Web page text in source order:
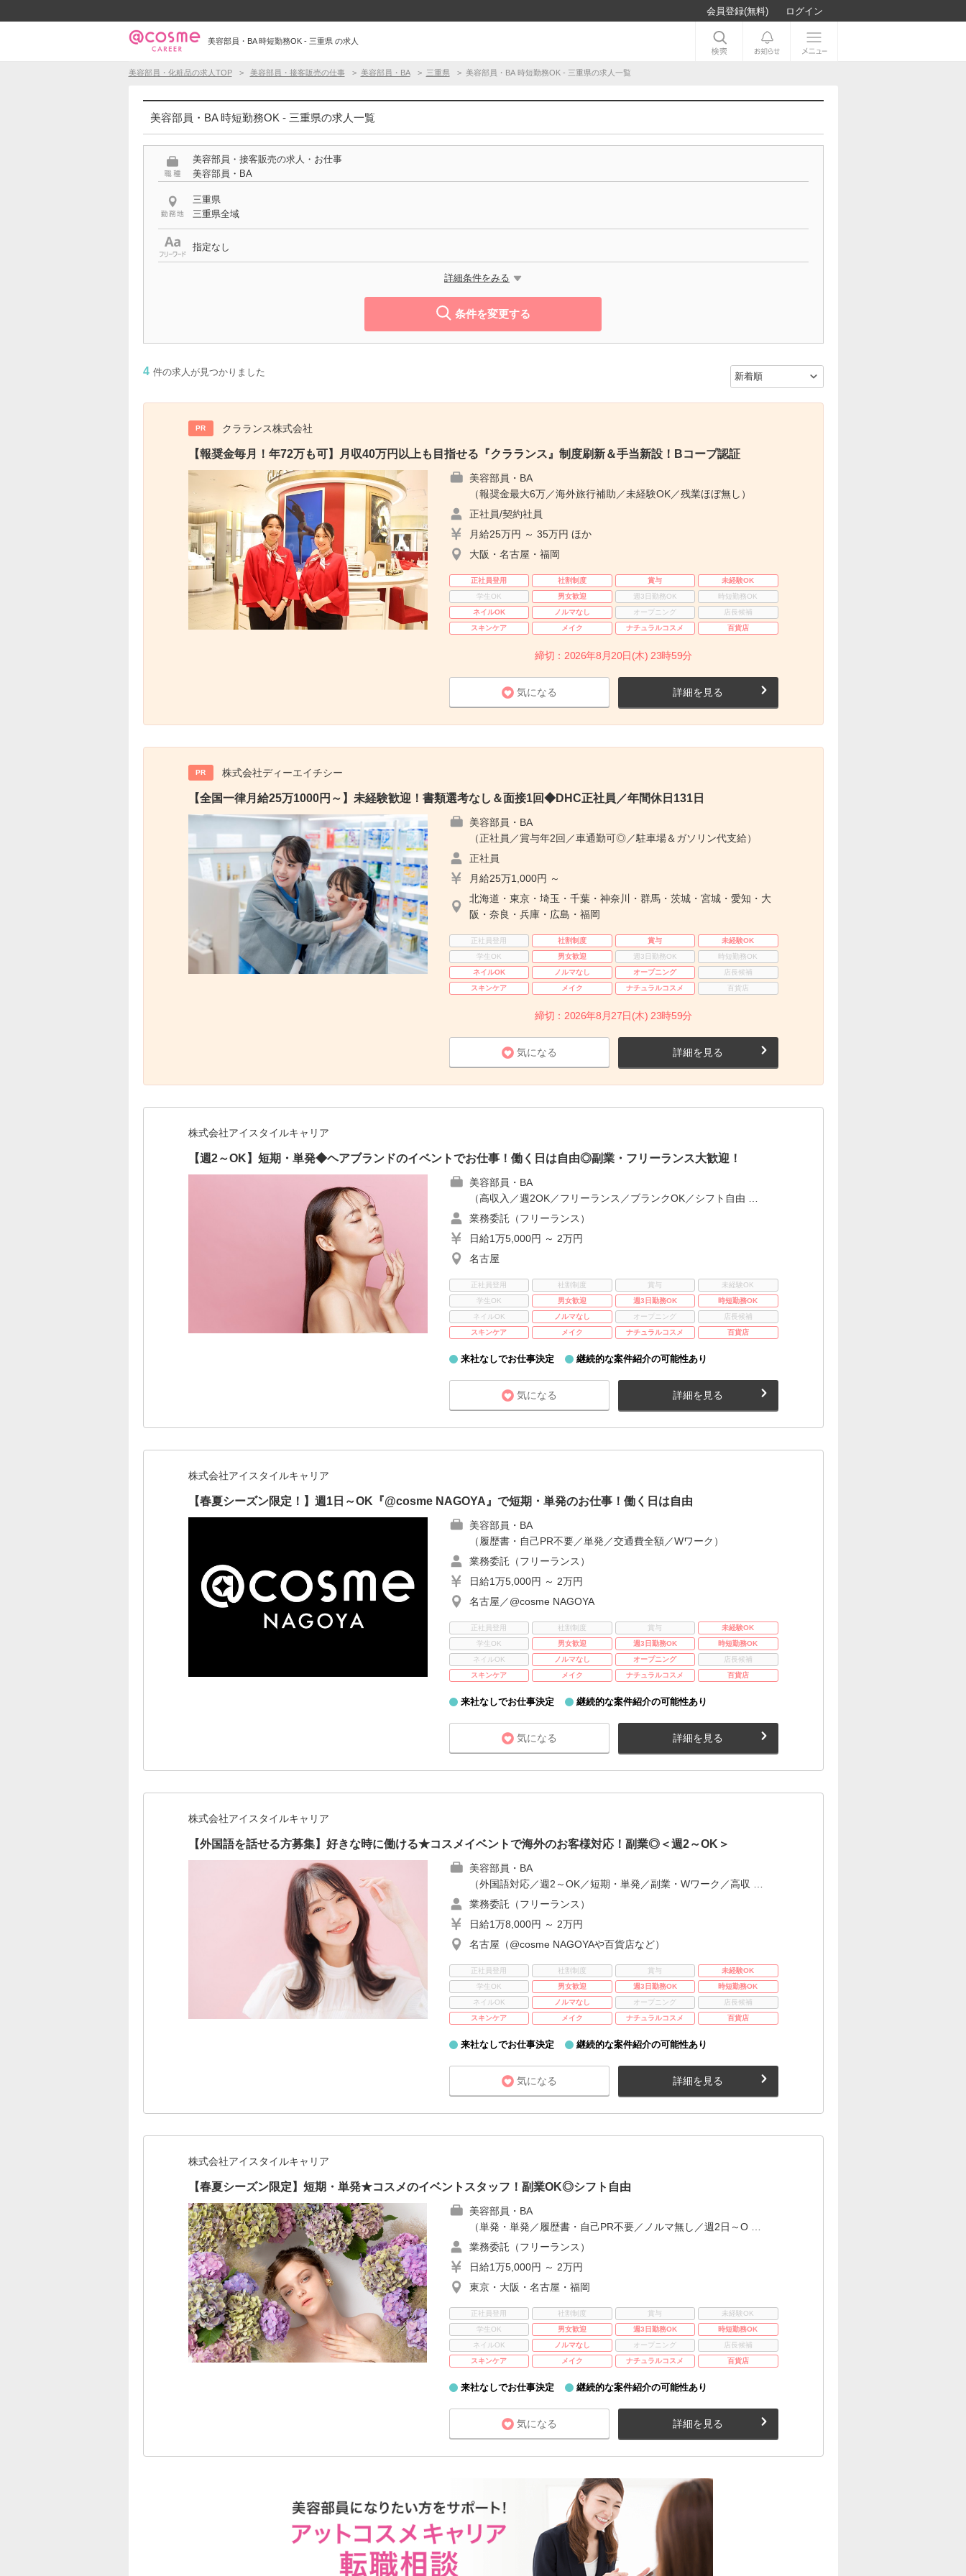
会員登録(無料) ログイン
美容部員・BA 時短勤務OK - 三重県 の求人
美容部員・化粧品の求人TOP 美容部員・接客販売の仕事 美容部員・BA 三重県 美容部員・BA 時短勤務OK - 三重県の求人一覧
美容部員・BA 時短勤務OK - 三重県の求人一覧
美容部員・接客販売の求人・お仕事
美容部員・BA
三重県
三重県全域
指定なし
詳細条件をみる
条件を変更する
4 件の求人が見つかりました
PR クラランス株式会社
【報奨金毎月！年72万も可】月収40万円以上も目指せる『クラランス』制度刷新＆手当新設！Bコープ認証
美容部員・BA
（報奨金最大6万／海外旅行補助／未経験OK／残業ほぼ無し）
正社員/契約社員
月給25万円 ～ 35万円 ほか
大阪・名古屋・福岡
正社員登用 社割制度 賞与
未経験OK
学生OK
男女歓迎 週3日勤務OK
時短勤務OK
ネイルOK
ノルマなし オープニング
店長候補
スキンケア
メイク ナチュラルコスメ 百貨店
締切：2026年8月20日(木) 23時59分
気になる 詳細を見る
PR 株式会社ディーエイチシー
【全国一律月給25万1000円～】未経験歓迎！書類選考なし＆面接1回◆DHC正社員／年間休日131日
美容部員・BA
（正社員／賞与年2回／車通勤可◎／駐車場＆ガソリン代支給）
正社員
月給25万1,000円 ～
北海道・東京・埼玉・千葉・神奈川・群馬・茨城・宮城・愛知・大
阪・奈良・兵庫・広島・福岡
正社員登用 社割制度 賞与
未経験OK
学生OK
男女歓迎 週3日勤務OK
時短勤務OK
ネイルOK
ノルマなし オープニング
店長候補
スキンケア
メイク ナチュラルコスメ 百貨店
締切：2026年8月27日(木) 23時59分
気になる 詳細を見る
株式会社アイスタイルキャリア
【週2～OK】短期・単発◆ヘアブランドのイベントでお仕事！働く日は自由◎副業・フリーランス大歓迎！
美容部員・BA
（高収入／週2OK／フリーランス／ブランクOK／シフト自由 …
業務委託（フリーランス）
日給1万5,000円 ～ 2万円
名古屋
正社員登用 社割制度 賞与
未経験OK
学生OK
男女歓迎 週3日勤務OK
時短勤務OK
ネイルOK
ノルマなし オープニング
店長候補
スキンケア
メイク ナチュラルコスメ 百貨店
来社なしでお仕事決定 継続的な案件紹介の可能性あり
気になる 詳細を見る
株式会社アイスタイルキャリア
【春夏シーズン限定！】週1日～OK『@cosme NAGOYA』で短期・単発のお仕事！働く日は自由
美容部員・BA
（履歴書・自己PR不要／単発／交通費全額／Wワーク）
業務委託（フリーランス）
日給1万5,000円 ～ 2万円
名古屋／@cosme NAGOYA
正社員登用 社割制度 賞与
未経験OK
学生OK
男女歓迎 週3日勤務OK
時短勤務OK
ネイルOK
ノルマなし オープニング
店長候補
スキンケア
メイク ナチュラルコスメ 百貨店
来社なしでお仕事決定 継続的な案件紹介の可能性あり
気になる 詳細を見る
株式会社アイスタイルキャリア
【外国語を話せる方募集】好きな時に働ける★コスメイベントで海外のお客様対応！副業◎＜週2～OK＞
美容部員・BA
（外国語対応／週2～OK／短期・単発／副業・Wワーク／高収 …
業務委託（フリーランス）
日給1万8,000円 ～ 2万円
名古屋（@cosme NAGOYAや百貨店など）
正社員登用 社割制度 賞与
未経験OK
学生OK
男女歓迎 週3日勤務OK
時短勤務OK
ネイルOK
ノルマなし オープニング
店長候補
スキンケア
メイク ナチュラルコスメ 百貨店
来社なしでお仕事決定 継続的な案件紹介の可能性あり
気になる 詳細を見る
株式会社アイスタイルキャリア
【春夏シーズン限定】短期・単発★コスメのイベントスタッフ！副業OK◎シフト自由
美容部員・BA
（単発・単発／履歴書・自己PR不要／ノルマ無し／週2日～O …
業務委託（フリーランス）
日給1万5,000円 ～ 2万円
東京・大阪・名古屋・福岡
正社員登用 社割制度 賞与
未経験OK
学生OK
男女歓迎 週3日勤務OK
時短勤務OK
ネイルOK
ノルマなし オープニング
店長候補
スキンケア
メイク ナチュラルコスメ 百貨店
来社なしでお仕事決定 継続的な案件紹介の可能性あり
気になる 詳細を見る